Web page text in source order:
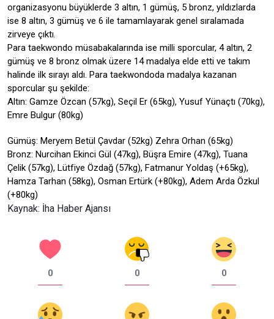
organizasyonu büyüklerde 3 altın, 1 gümüş, 5 bronz, yıldızlarda
ise 8 altın, 3 gümüş ve 6 ile tamamlayarak genel sıralamada
zirveye çıktı.
Para taekwondo müsabakalarında ise milli sporcular, 4 altın, 2
gümüş ve 8 bronz olmak üzere 14 madalya elde etti ve takım
halinde ilk sırayı aldı. Para taekwondoda madalya kazanan
sporcular şu şekilde:
Altın: Gamze Özcan (57kg), Seçil Er (65kg), Yusuf Yünaçtı (70kg),
Emre Bulgur (80kg)
Gümüş: Meryem Betül Çavdar (52kg) Zehra Orhan (65kg)
Bronz: Nurcihan Ekinci Gül (47kg), Büşra Emire (47kg), Tuana
Çelik (57kg), Lütfiye Özdağ (57kg), Fatmanur Yoldaş (+65kg),
Hamza Tarhan (58kg), Osman Ertürk (+80kg), Adem Arda Özkul
(+80kg)
Kaynak: İha Haber Ajansı
0 0 0